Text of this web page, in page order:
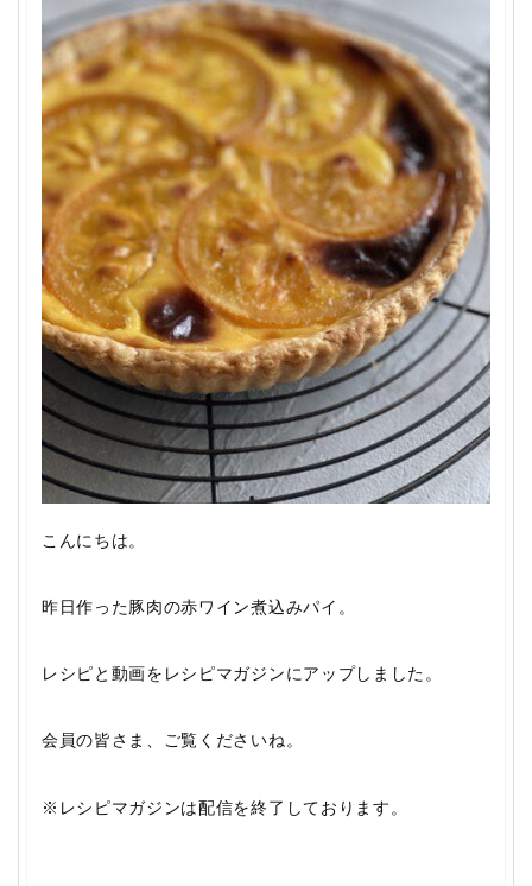
こんにちは。
昨日作った豚肉の赤ワイン煮込みパイ。
レシピと動画をレシピマガジンにアップしました。
会員の皆さま、ご覧くださいね。
※レシピマガジンは配信を終了しております。